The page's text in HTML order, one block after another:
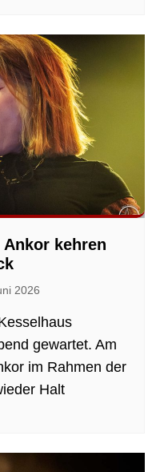
kehren
2026
gewartet. Am
im Rahmen der
Halt